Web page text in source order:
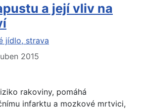
a její vliv na
jídlo, strava
2015
rakoviny, pomáhá
infarktu a mozkové mrtvici,